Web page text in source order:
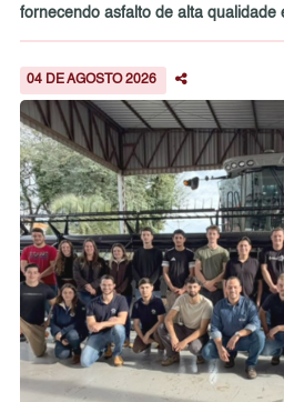
fornecendo asfalto de alta qualidade
04 DE AGOSTO 2026